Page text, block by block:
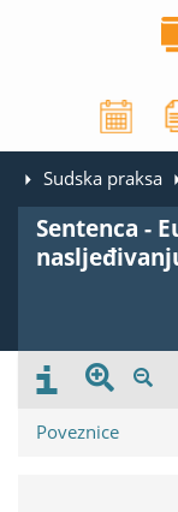
Sudska praksa
Sentenca -
Poveznice